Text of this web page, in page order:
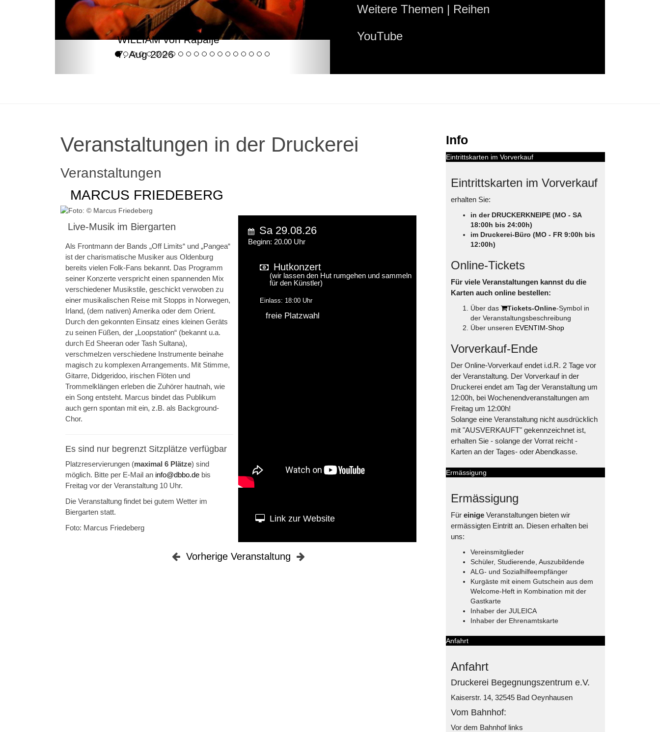
WILLIAM von Rapalje
7. Aug 2026
Weitere Themen | Reihen
YouTube
Veranstaltungen in der Druckerei
Veranstaltungen
MARCUS FRIEDEBERG
Live-Musik im Biergarten
Als Frontmann der Bands „Off Limits“ und „Pangea“
ist der charismatische Musiker aus Oldenburg
bereits vielen Folk-Fans bekannt. Das Programm
seiner Konzerte verspricht einen spannenden Mix
verschiedener Musikstile, geschickt verwoben zu
einer musikalischen Reise mit Stopps in Norwegen,
Irland, (dem nativen) Amerika oder dem Orient.
Durch den gekonnten Einsatz eines kleinen Geräts
zu seinen Füßen, der „Loopstation“ (bekannt u.a.
durch Ed Sheeran oder Tash Sultana),
verschmelzen verschiedene Instrumente beinahe
magisch zu komplexen Arrangements. Mit Stimme,
Gitarre, Didgeridoo, irischen Flöten und
Trommelklängen erleben die Zuhörer hautnah, wie
ein Song entsteht. Marcus bindet das Publikum
auch gern spontan mit ein, z.B. als Background-
Chor.
Es sind nur begrenzt Sitzplätze verfügbar
Platzreservierungen (maximal 6 Plätze) sind
möglich. Bitte per E-Mail an info@dbbo.de bis
Freitag vor der Veranstaltung 10 Uhr.
Die Veranstaltung findet bei gutem Wetter im
Biergarten statt.
Foto: Marcus Friedeberg
Sa 29.08.26
Beginn: 20.00 Uhr
Hutkonzert
(wir lassen den Hut rumgehen und sammeln
für den Künstler)
Einlass: 18:00 Uhr
freie Platzwahl
Link zur Website
Vorherige Veranstaltung
Info
Eintrittskarten im Vorverkauf
Eintrittskarten im Vorverkauf
erhalten Sie:
in der DRUCKERKNEIPE (MO - SA
18:00h bis 24:00h)
im Druckerei-Büro (MO - FR 9:00h bis
12:00h)
Online-Tickets
Für viele Veranstaltungen kannst du die
Karten auch online bestellen:
Über das Tickets-Online-Symbol in
der Veranstaltungsbeschreibung
Über unseren EVENTIM-Shop
Vorverkauf-Ende
Der Online-Vorverkauf endet i.d.R. 2 Tage vor
der Veranstaltung. Der Vorverkauf in der
Druckerei endet am Tag der Veranstaltung um
12:00h, bei Wochenendveranstaltungen am
Freitag um 12:00h!
Solange eine Veranstaltung nicht ausdrücklich
mit "AUSVERKAUFT" gekennzeichnet ist,
erhalten Sie - solange der Vorrat reicht -
Karten an der Tages- oder Abendkasse.
Ermässigung
Ermässigung
Für einigeVeranstaltungen bieten wir
ermässigten Eintritt an. Diesen erhalten bei
uns:
Vereinsmitglieder
Schüler, Studierende, Auszubildende
ALG- und Sozialhilfeempfänger
Kurgäste mit einem Gutschein aus dem
Welcome-Heft in Kombination mit der
Gastkarte
Inhaber der JULEICA
Inhaber der Ehrenamtskarte
Anfahrt
Anfahrt
Druckerei Begegnungszentrum e.V.
Kaiserstr. 14, 32545 Bad Oeynhausen
Vom Bahnhof:
Vor dem Bahnhof links